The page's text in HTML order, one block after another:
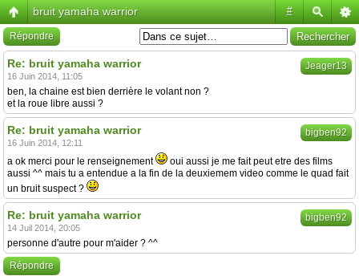
#
bruit yamaha warrior
Répondre
Jeager13
Re: bruit yamaha warrior
16 Juin 2014, 11:05
ben, la chaine est bien derrière le volant non ?
et la roue libre aussi ?
bigben92
Re: bruit yamaha warrior
16 Juin 2014, 12:11
a ok merci pour le renseignement
oui aussi je me fait peut etre des films
aussi ^^ mais tu a entendue a la fin de la deuxiemem video comme le quad fait
un bruit suspect ?
bigben92
Re: bruit yamaha warrior
14 Juil 2014, 20:05
personne d'autre pour m'aider ? ^^
Répondre